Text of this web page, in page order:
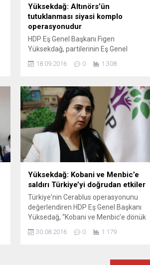
Yüksekdağ: Altınörs’ün
tutuklanması siyasi komplo
operasyonudur
HDP Eş Genel Başkanı Figen
Yüksekdağ, partilerinin Eş Genel
tutuklanmasıyla ilgili konuştu,
komplo operasyonu” olduğunu
söyledi. Yüksekdağ, Altınörs’le ilgili bir
kampanya başlatacaklarını açıkladı.
Halkların Demokratik Partisi (HDP) Eş
Genel Başkanı Figen Yüksekdağ, HDP
Eş Genel Başkan Yardımcısı Alp
Altınörs’ün tutuklanmasıyla ilgili parti
genel merkezinde açıklama...
18.09.2016 0 1.308
Yüksekdağ: Kobani ve Menbic’e
saldırı Türkiye’yi doğrudan etkiler
Türkiye'nin Cerablus operasyonunu
değerlendiren HDP Eş Genel Başkanı
Yüksedağ, “Kobani ve Menbic’e dönük
sürdürülmesi Türkiye’yi doğrudan
30.08.2016 0 1.179